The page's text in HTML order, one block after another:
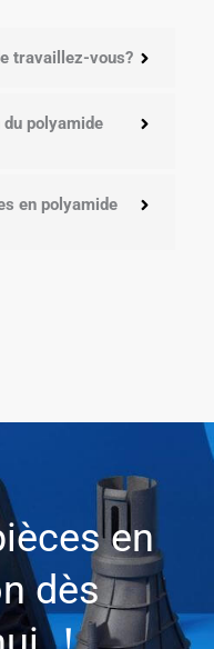
travaillez-vous?
polyamide
en polyamide
en
dès